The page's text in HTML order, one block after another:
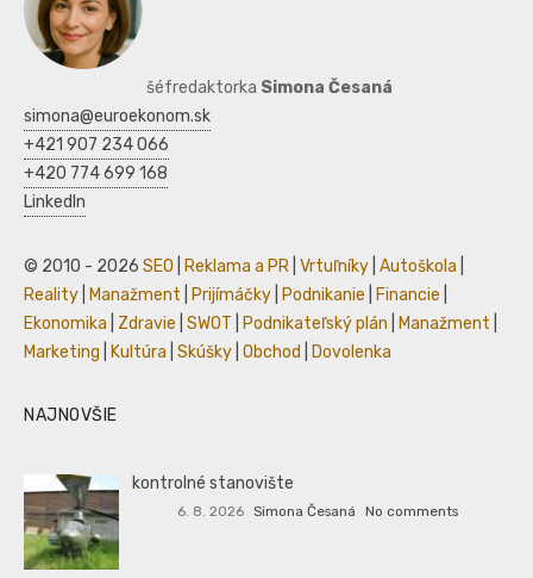
šéfredaktorka Simona Česaná
simona@euroekonom.sk
+421 907 234 066
+420 774 699 168
LinkedIn
© 2010 - 2026 SEO Reklama a PR Vrtuľníky Autoškola
Reality
Manažment Prijímáčky Podnikanie Financie
Ekonomika
Zdravie SWOT Podnikateľský plán Manažment
Marketing
Kultúra Skúšky Obchod Dovolenka
NAJNOVŠIE
kontrolné stanovište
6. 8. 2026 Simona Česaná No comments